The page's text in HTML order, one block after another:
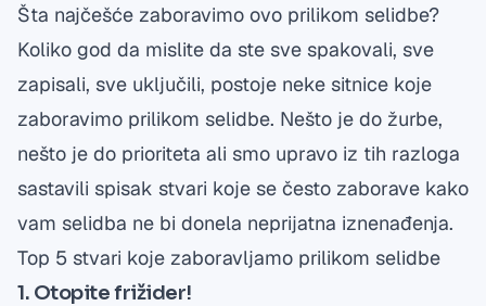
Šta najčešće zaboravimo ovo prilikom selidbe?
Koliko god da mislite da ste sve spakovali, sve
zapisali, sve uključili, postoje neke sitnice koje
zaboravimo prilikom selidbe. Nešto je do žurbe,
nešto je do prioriteta ali smo upravo iz tih razloga
sastavili spisak stvari koje se često zaborave kako
vam selidba ne bi donela neprijatna iznenađenja.
Top 5 stvari koje zaboravljamo prilikom selidbe
1. Otopite frižider!